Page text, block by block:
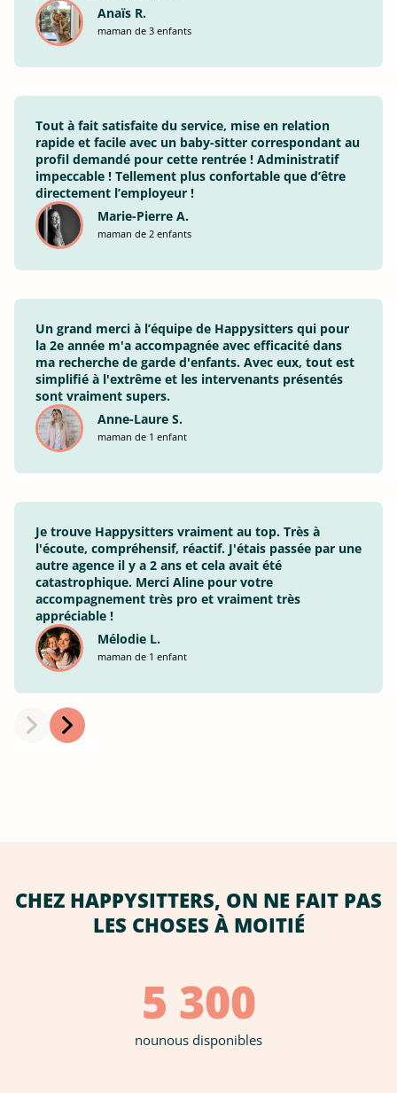
Anaïs R.
maman de 3 enfants
Tout à fait satisfaite du service, mise en relation
rapide et facile avec un baby-sitter correspondant au
profil demandé pour cette rentrée ! Administratif
impeccable ! Tellement plus confortable que d’être
directement l’employeur !
Marie-Pierre A.
maman de 2 enfants
Un grand merci à l’équipe de Happysitters qui pour
la 2e année m'a accompagnée avec efficacité dans
ma recherche de garde d'enfants. Avec eux, tout est
simplifié à l'extrême et les intervenants présentés
sont vraiment supers.
Anne-Laure S.
maman de 1 enfant
Je trouve Happysitters vraiment au top. Très à
l'écoute, compréhensif, réactif. J'étais passée par une
autre agence il y a 2 ans et cela avait été
catastrophique. Merci Aline pour votre
accompagnement très pro et vraiment très
appréciable !
Mélodie L.
maman de 1 enfant
CHEZ HAPPYSITTERS, ON NE FAIT PAS
LES CHOSES À MOITIÉ
5 300
nounous disponibles